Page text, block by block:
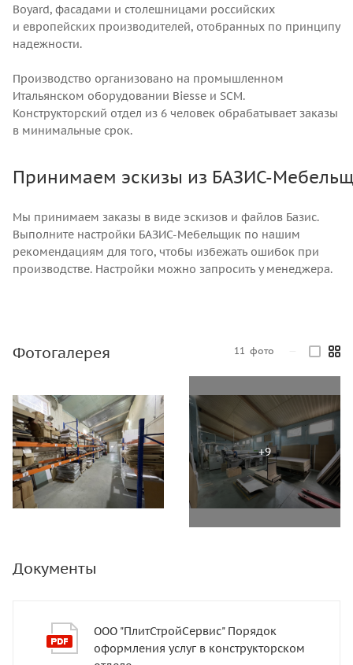
Boyard, фасадами и столешницами российских
и европейских производителей, отобранных по принципу
надежности.
Производство организовано на промышленном
Итальянском оборудовании Biesse и SCM.
Конструкторский отдел из 6 человек обрабатывает заказы
в минимальные срок.
Принимаем эскизы из БАЗИС-
Мы принимаем заказы в виде эскизов и файлов Базис.
Выполните настройки БАЗИС-Мебельщик по нашим
рекомендациям для того, чтобы избежать ошибок при
производстве. Настройки можно запросить у менеджера.
Фотогалерея 11 фото
Документы
ООО "ПлитСтройСервис" Порядок
оформления услуг в конструкторском